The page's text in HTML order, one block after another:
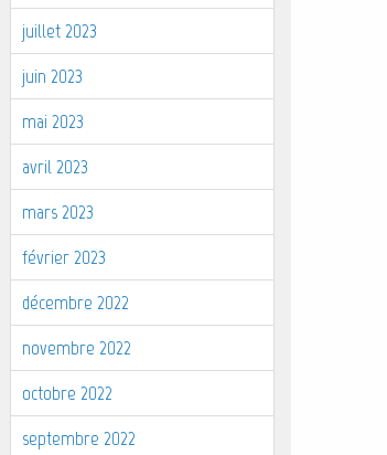
juillet 2023
juin 2023
mai 2023
avril 2023
mars 2023
février 2023
décembre 2022
novembre 2022
octobre 2022
septembre 2022